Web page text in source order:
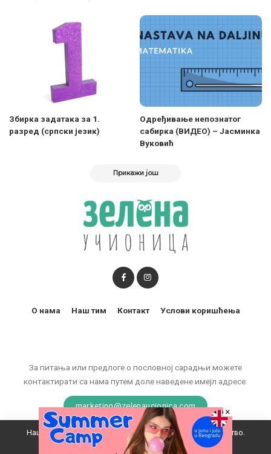
Збирка задатака за 1.
разред (српски језик)
Одређивање непознатог
сабирка (ВИДЕО) – Јасминка
Вуковић
Прикажи још
За питања или предлоге о пословној сарадњи можете
контактирати са нама путем доле наведене имејл адресе:
marketing@zelenaucionica.com
О нама Наш тим Контакт Услови коришћења
Наш вебсајт користи колачиће да побољша ваше искуство.
×